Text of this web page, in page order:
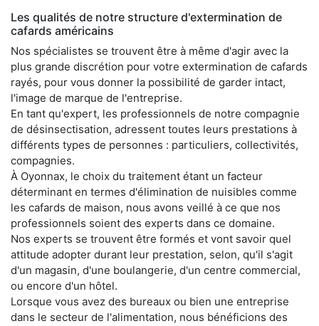
Les qualités de notre structure d'extermination de
cafards américains
Nos spécialistes se trouvent être à même d'agir avec la
plus grande discrétion pour votre extermination de cafards
rayés, pour vous donner la possibilité de garder intact,
l'image de marque de l'entreprise.
En tant qu'expert, les professionnels de notre compagnie
de désinsectisation, adressent toutes leurs prestations à
différents types de personnes : particuliers, collectivités,
compagnies.
À Oyonnax, le choix du traitement étant un facteur
déterminant en termes d'élimination de nuisibles comme
les cafards de maison, nous avons veillé à ce que nos
professionnels soient des experts dans ce domaine.
Nos experts se trouvent être formés et vont savoir quel
attitude adopter durant leur prestation, selon, qu'il s'agit
d'un magasin, d'une boulangerie, d'un centre commercial,
ou encore d'un hôtel.
Lorsque vous avez des bureaux ou bien une entreprise
dans le secteur de l'alimentation, nous bénéficions des